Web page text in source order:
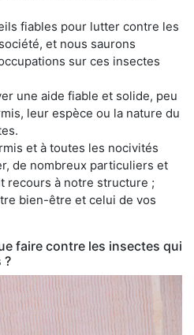
fiables pour lutter contre les
et nous saurons
sur ces insectes
une aide fiable et solide, peu
leur espèce ou la nature du
et à toutes les nocivités
de nombreux particuliers et
recours à notre structure ;
bien-être et celui de vos
faire contre les insectes qui
?